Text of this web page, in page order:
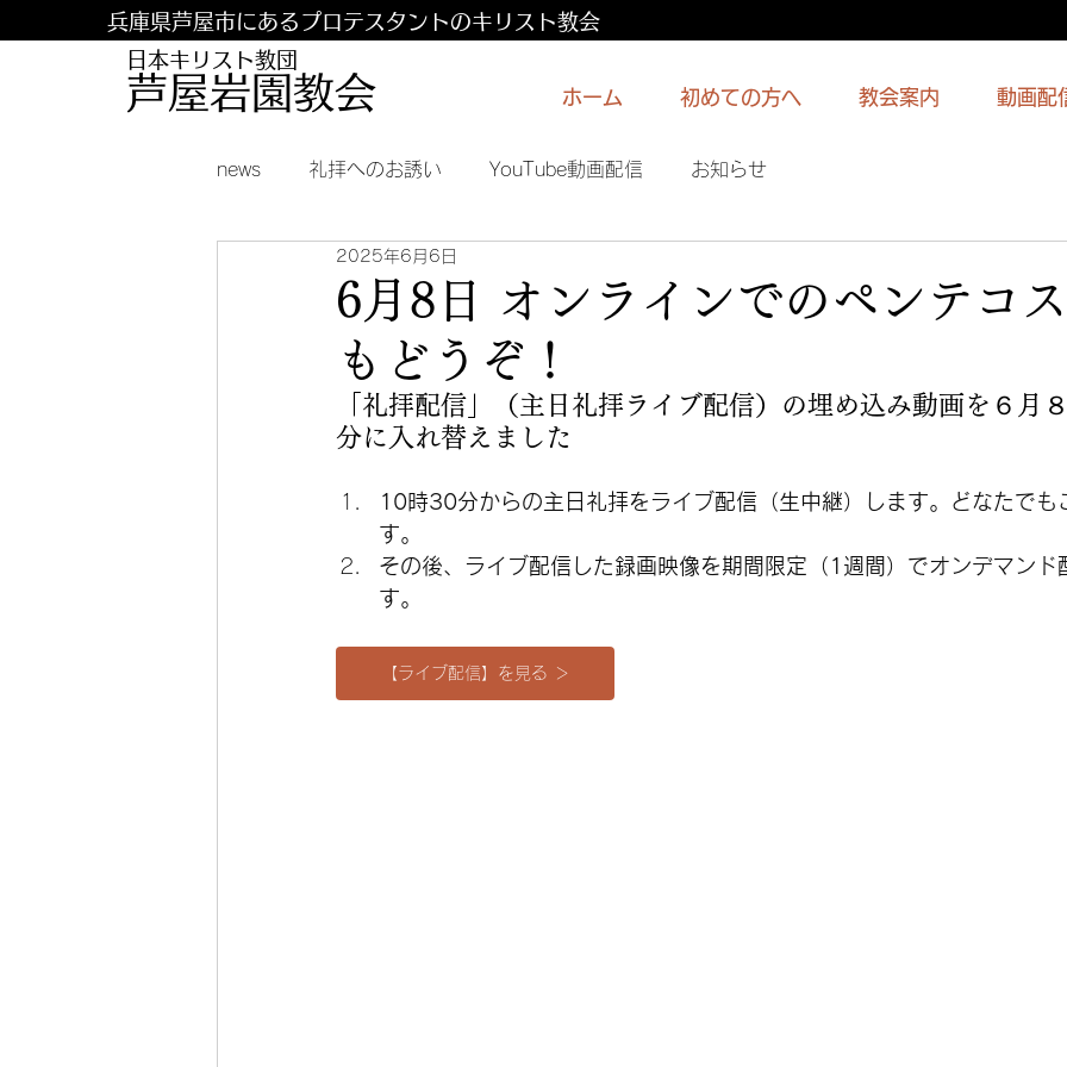
兵庫県芦屋市にあるプロテスタントのキリスト教会
日本キリスト教団
​​芦屋岩園教会 ホーム 初めての方へ 教会案内 動画配
news 礼拝へのお誘い YouTube動画配信 お知らせ
6月8日 オンラインでのペンテコ
もどうぞ！
2025年6月6日
「礼拝配信」（主日礼拝ライブ配信）の埋め込み動画を６月
分に入れ替えました
10時30分からの主日礼拝をライブ配信（生中継）します。どなたでも
す。
その後、ライブ配信した録画映像を期間限定（1週間）でオンデマンド
す。
【ライブ配信】を見る ＞